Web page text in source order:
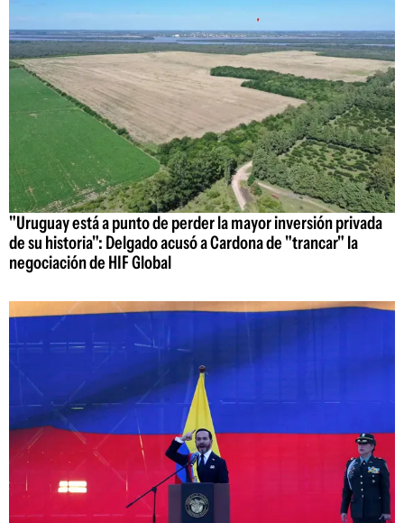
"Uruguay está a punto de perder la mayor inversión privada
de su historia": Delgado acusó a Cardona de "trancar" la
negociación de HIF Global